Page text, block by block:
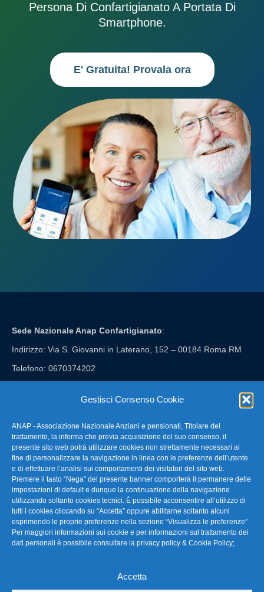
Gestisci Consenso Cookie
ANAP - Associazione Nazionale Anziani e pensionati, Titolare del
trattamento, la informa che previa acquisizione del suo consenso, il
presente sito web potrà utilizzare cookies non strettamente necessari al
fine di personalizzare la navigazione in linea con le preferenze dell’utente
e di effettuare l’analisi sui comportamenti dei visitatori del sito web.
Premere il tasto “Nega” del presente banner comporterà il permanere delle
impostazioni di default e dunque la continuazione della navigazione
utilizzando soltanto cookies tecnici. È possibile acconsentire all’utilizzo di
tutti i cookies cliccando su “Accetta” oppure abilitarne soltanto alcuni
esprimendo le proprie preferenze nella sezione “Visualizza le preferenze”
Per maggiori informazioni sui cookie e per informazioni sul trattamento dei
dati personali è possibile consultare la privacy policy & Cookie Policy;
Accetta
Persona Di Confartigianato A Portata Di
Smartphone.
E' Gratuita! Provala ora
Sede Nazionale Anap Confartigianato:
Indirizzo: Via S. Giovanni in Laterano, 152 – 00184 Roma RM
Telefono: 0670374202
FAQ – Domande Frequenti
La nostra Newsletter
Link Utili
TG Confartigianato
Privacy & Cookie Policy